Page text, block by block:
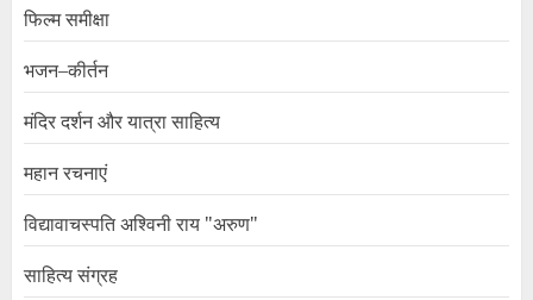
फिल्म समीक्षा
भजन–कीर्तन
मंदिर दर्शन और यात्रा साहित्य
महान रचनाएं
विद्यावाचस्पति अश्विनी राय "अरुण"
साहित्य संग्रह